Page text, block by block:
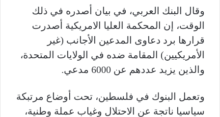
وقال البنك العربي، في بيان أصدره في ذلك
الوقت، إن المحكمة العليا الامريكية أصدرت
قرارها برد دعاوى المدعين الأجانب (غير
الأمريكيين) المقامة ضده في الولايات المتحدة،
والذين يزيد عددهم عن 6000 مدعي.
وتعمل البنوك في فلسطين، تحت أوضاع مرتبكة
سياسيا ناتجة عن الاحتلال وغياب عملة وطنية،